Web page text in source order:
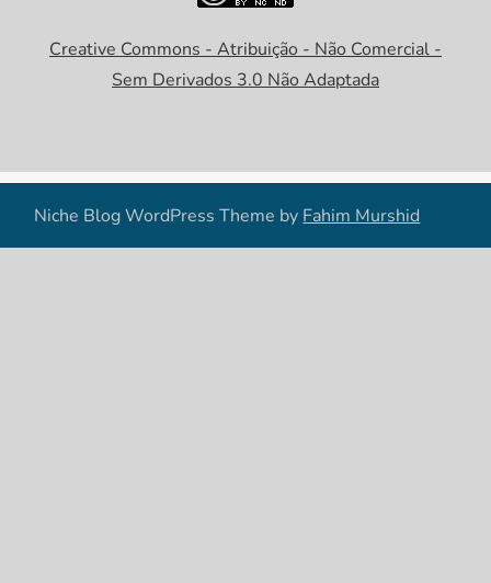
Creative Commons - Atribuição - Não Comercial -
Sem Derivados 3.0 Não Adaptada
Niche Blog WordPress Theme by Fahim Murshid